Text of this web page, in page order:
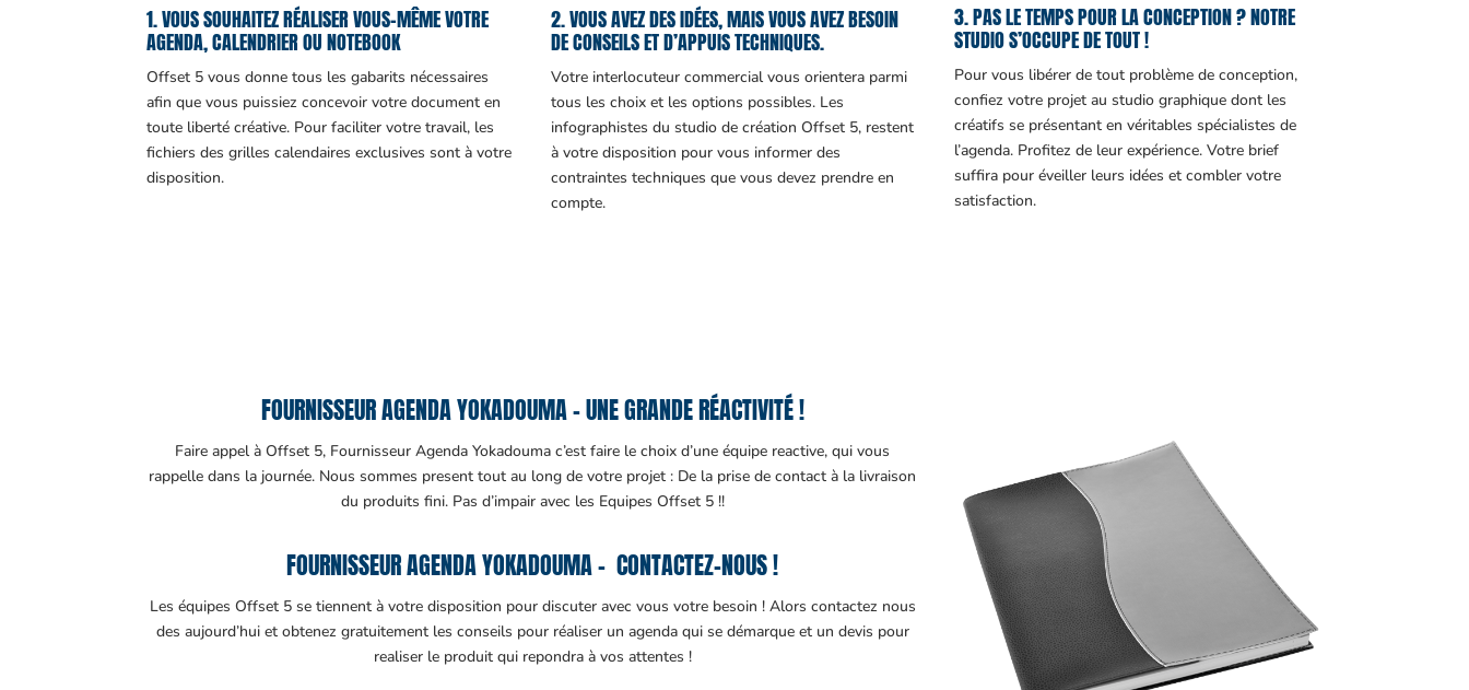
1. VOUS SOUHAITEZ RÉALISER VOUS-MÊME VOTRE
AGENDA, CALENDRIER OU NOTEBOOK
Offset 5 vous donne tous les gabarits nécessaires
afin que vous puissiez concevoir votre document en
toute liberté créative. Pour faciliter votre travail, les
fichiers des grilles calendaires exclusives sont à votre
disposition.
2. VOUS AVEZ DES IDÉES, MAIS VOUS AVEZ BESOIN
DE CONSEILS ET D’APPUIS TECHNIQUES.
Votre interlocuteur commercial vous orientera parmi
tous les choix et les options possibles. Les
infographistes du studio de création Offset 5, restent
à votre disposition pour vous informer des
contraintes techniques que vous devez prendre en
compte.
3. PAS LE TEMPS POUR LA CONCEPTION ? NOTRE
STUDIO S’OCCUPE DE TOUT !
Pour vous libérer de tout problème de conception,
confiez votre projet au studio graphique dont les
créatifs se présentant en véritables spécialistes de
l’agenda. Profitez de leur expérience. Votre brief
suffira pour éveiller leurs idées et combler votre
satisfaction.
FOURNISSEUR AGENDA YOKADOUMA – UNE GRANDE RÉACTIVITÉ !
Faire appel à Offset 5, Fournisseur Agenda Yokadouma c’est faire le choix d’une équipe reactive, qui vous
rappelle dans la journée. Nous sommes present tout au long de votre projet : De la prise de contact à la livraison
du produits fini. Pas d’impair avec les Equipes Offset 5 !!
FOURNISSEUR AGENDA YOKADOUMA – CONTACTEZ-NOUS !
Les équipes Offset 5 se tiennent à votre disposition pour discuter avec vous votre besoin ! Alors contactez nous
des aujourd’hui et obtenez gratuitement les conseils pour réaliser un agenda qui se démarque et un devis pour
realiser le produit qui repondra à vos attentes !